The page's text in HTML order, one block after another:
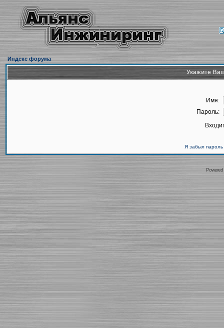
Индекс форума
Укажите
Имя:
Пароль:
Я забыл пароль